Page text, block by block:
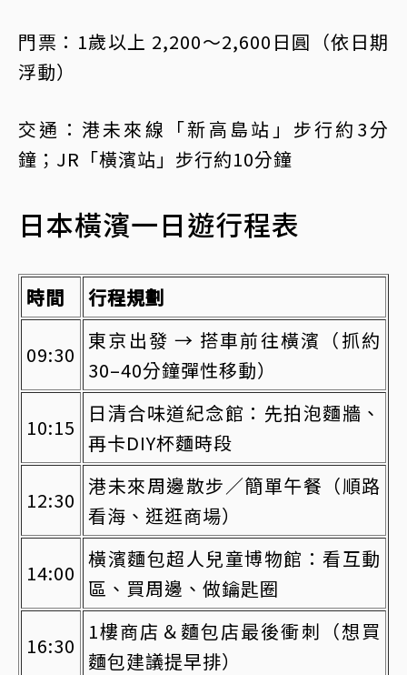
門票：1歲以上 2,200～2,600日圓（依日期
浮動）
交通：港未來線「新高島站」步行約3分
鐘；JR「橫濱站」步行約10分鐘
日本橫濱一日遊行程表
時間 行程規劃
09:30
東京出發 → 搭車前往橫濱（抓約
30–40分鐘彈性移動）
10:15
日清合味道紀念館：先拍泡麵牆、
再卡DIY杯麵時段
12:30
港未來周邊散步／簡單午餐（順路
看海、逛逛商場）
14:00
橫濱麵包超人兒童博物館：看互動
區、買周邊、做鑰匙圈
16:30
1樓商店＆麵包店最後衝刺（想買
麵包建議提早排）